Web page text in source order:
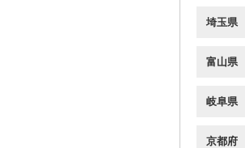
埼玉県
富山県
岐阜県
京都府